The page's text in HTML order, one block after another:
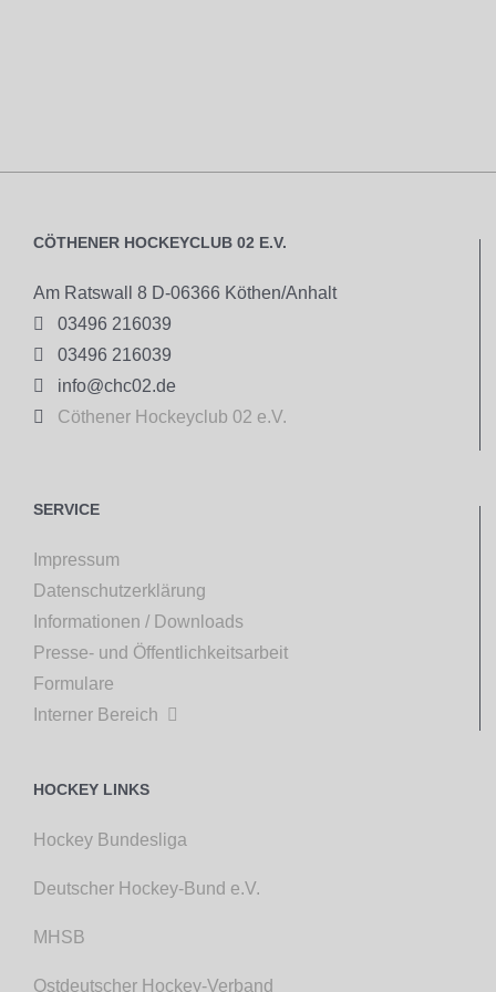
CÖTHENER HOCKEYCLUB 02 E.V.
Am Ratswall 8 D-06366 Köthen/Anhalt

03496 216039

03496 216039

info@chc02.de

Cöthener Hockeyclub 02 e.V.
SERVICE
Impressum
Datenschutzerklärung
Informationen / Downloads
Presse- und Öffentlichkeitsarbeit
Formulare
Interner Bereich

HOCKEY LINKS
Hockey Bundesliga
Deutscher Hockey-Bund e.V.
MHSB
Ostdeutscher Hockey-Verband